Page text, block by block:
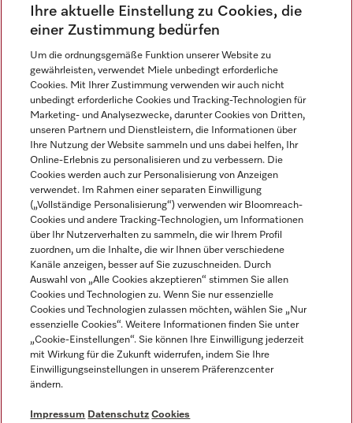
Newsletter
Sprache
DEUTSCH
Impressum
Datenschutz
Miele auf YoutubeMiele auf Instagram
Miele auf Facebook
Miele auf LinkedInMiele auf LinkedIn
Ihre aktuelle Einstellung zu Cookies, die
einer Zustimmung bedürfen
Um die ordnungsgemäße Funktion unserer Website zu
gewährleisten, verwendet Miele unbedingt erforderliche
Cookies. Mit Ihrer Zustimmung verwenden wir auch nicht
unbedingt erforderliche Cookies und Tracking-Technologien für
Marketing- und Analysezwecke, darunter Cookies von Dritten,
unseren Partnern und Dienstleistern, die Informationen über
Ihre Nutzung der Website sammeln und uns dabei helfen, Ihr
Online-Erlebnis zu personalisieren und zu verbessern. Die
Cookies werden auch zur Personalisierung von Anzeigen
verwendet. Im Rahmen einer separaten Einwilligung
(„Vollständige Personalisierung“) verwenden wir Bloomreach-
Cookies und andere Tracking-Technologien, um Informationen
über Ihr Nutzerverhalten zu sammeln, die wir Ihrem Profil
zuordnen, um die Inhalte, die wir Ihnen über verschiedene
Kanäle anzeigen, besser auf Sie zuzuschneiden. Durch
Auswahl von „Alle Cookies akzeptieren“ stimmen Sie allen
Cookies und Technologien zu. Wenn Sie nur essenzielle
Cookies und Technologien zulassen möchten, wählen Sie „Nur
essenzielle Cookies“. Weitere Informationen finden Sie unter
„Cookie-Einstellungen“. Sie können Ihre Einwilligung jederzeit
mit Wirkung für die Zukunft widerrufen, indem Sie Ihre
Einwilligungseinstellungen in unserem Präferenzcenter
ändern.
Impressum Datenschutz Cookies